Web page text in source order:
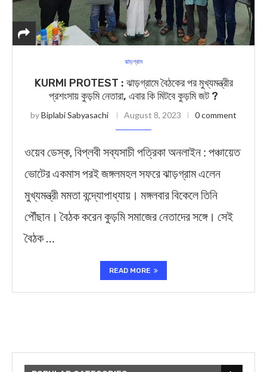
ঝাড়গ্রাম
KURMI PROTEST : ঝাড়গ্রামে বৈঠকের পর মুখ্যমন্ত্রীর
প্রশংসায় কুড়মি নেতারা, এবার কি মিটবে কুড়মি জট ?
byBiplabi Sabyasachi August 8, 2023 0 comment
ওয়েব ডেস্ক, বিপ্লবী সব্যসাচী পত্রিকা অনলাইন : পঞ্চায়েত
ভোটের একমাস পরই জঙ্গলমহল সফরে ঝাড়গ্রাম এলেন
মুখ্যমন্ত্রী মমতা বন্দ্যোপাধ্যায়। মঙ্গলবার বিকেলে তিনি
পৌঁছান। বৈঠক করেন কুড়মি সমাজের নেতাদের সঙ্গে। সেই
বৈঠক …
READ MORE